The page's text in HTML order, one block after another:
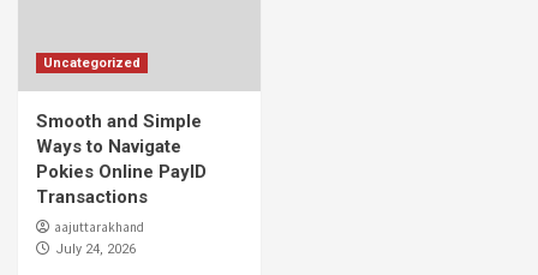
Uncategorized
Smooth and Simple
Ways to Navigate
Pokies Online PayID
Transactions
aajuttarakhand
July 24, 2026